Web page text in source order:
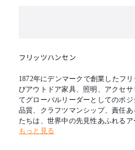
フリッツハンセン
1872年にデンマークで創業したフ
びアウトドア家具、照明、アクセ
てグローバルリーダーとしてのポジ
品質、クラフツマンシップ、責任
たちは、世界中の先見性あふれる
とのコラボレーションを通じて、
もっと見る